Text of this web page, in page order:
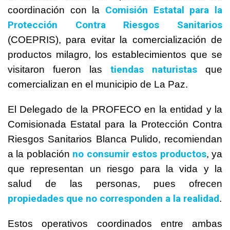
coordinación con la Comisión Estatal para la
Protección Contra Riesgos Sanitarios
(COEPRIS), para evitar la comercialización de
productos milagro, los establecimientos que se
visitaron fueron las tiendas naturistas que
comercializan en el municipio de La Paz.
El Delegado de la PROFECO en la entidad y la
Comisionada Estatal para la Protección Contra
Riesgos Sanitarios Blanca Pulido, recomiendan
a la población no consumir estos productos, ya
que representan un riesgo para la vida y la
salud de las personas, pues ofrecen
propiedades que no corresponden a la realidad.
Estos operativos coordinados entre ambas